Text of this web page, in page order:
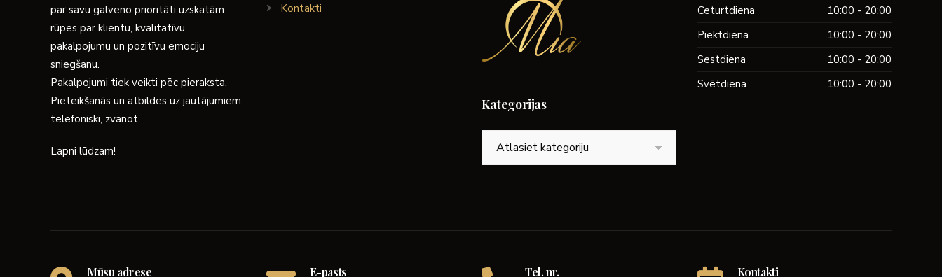
par savu galveno prioritāti uzskatām
rūpes par klientu, kvalitatīvu
pakalpojumu un pozitīvu emociju
sniegšanu.
Pakalpojumi tiek veikti pēc pieraksta.
Pieteikšanās un atbildes uz jautājumiem
telefoniski, zvanot.
Lapni lūdzam!
Kontakti
Kategorijas
Ceturtdiena
10:00 - 20:00
Piektdiena
10:00 - 20:00
Sestdiena
10:00 - 20:00
Svētdiena
10:00 - 20:00
Mūsu adrese E-pasts Tel. nr. Kontakti